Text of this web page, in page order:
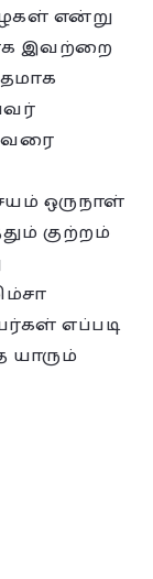
என்று
இவற்றை
ஒருநாள்
குற்றம்
எப்படி